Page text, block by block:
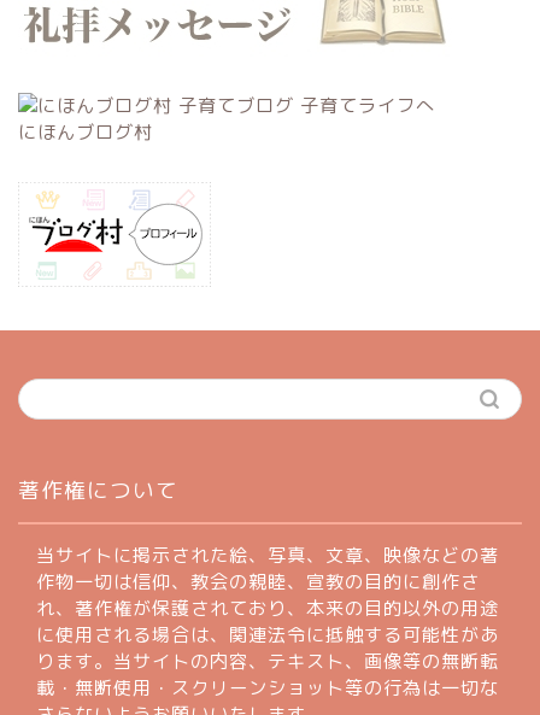
にほんブログ村
著作権について
当サイトに掲示された絵、写真、文章、映像などの著
作物一切は信仰、教会の親睦、宣教の目的に創作さ
れ、著作権が保護されており、本来の目的以外の用途
に使用される場合は、関連法令に抵触する可能性があ
ります。当サイトの内容、テキスト、画像等の無断転
載・無断使用・スクリーンショット等の行為は一切な
profile
著作権について
お問い合わせフォーム